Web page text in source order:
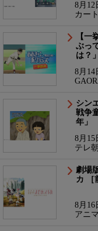
8月12
カー
【一
ぶっ
は？
8月14
シン
戦争
年」
8月15
テレ
劇場
カ ［
8月16
アニ